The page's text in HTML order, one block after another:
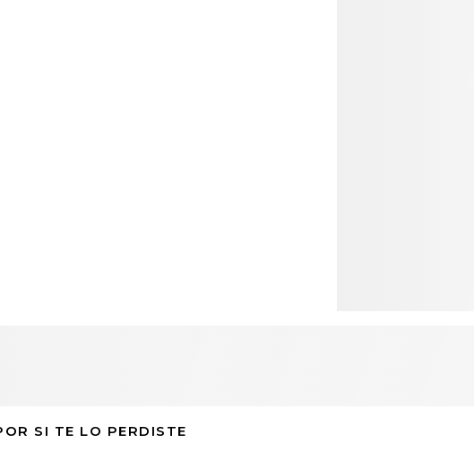
SI TE LO PERDISTE